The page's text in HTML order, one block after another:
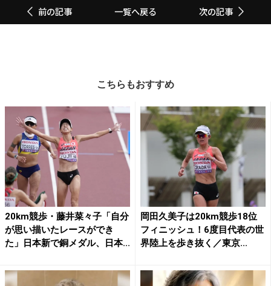
前の記事 一覧へ戻る 次の記事
こちらもおすすめ
20km競歩・藤井菜々子「自分
が思い描いたレースができ
た」日本新で銅メダル、日本...
岡田久美子は20km競歩18位
フィニッシュ！6度目代表の世
界陸上を歩き抜く／東京...